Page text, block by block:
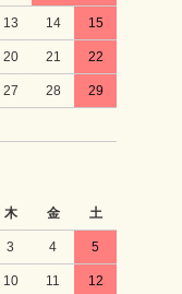
13 14 15
20 21 22
27 28 29
木 金 土
3 4 5
10 11 12